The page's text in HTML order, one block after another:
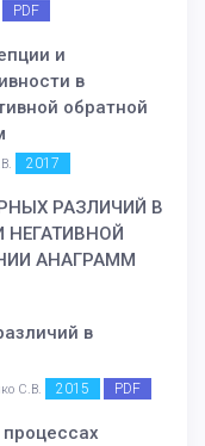
PDF
и
в
обратной
2017
РАЗЛИЧИЙ В
НЕГАТИВНОЙ
АНАГРАММ
в
С.В. 2015 PDF